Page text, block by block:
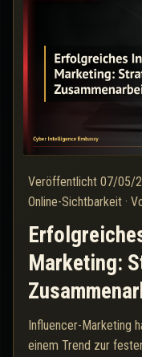
Veröffentlicht 07/05/
Online-Sichtbarkeit ·
Marketing:
Influencer-Marketing
einem Trend zur